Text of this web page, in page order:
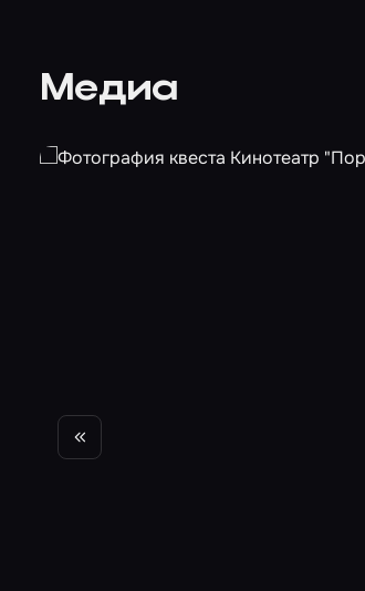
Медиа